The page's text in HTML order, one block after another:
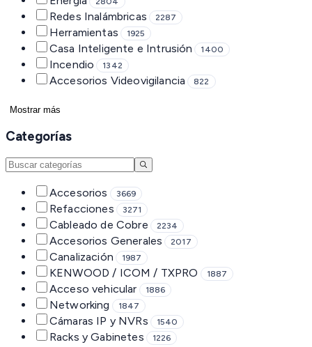
Redes Inalámbricas 2287
Herramientas 1925
Casa Inteligente e Intrusión 1400
Incendio 1342
Accesorios Videovigilancia 822
Mostrar más
Categorías
Accesorios 3669
Refacciones 3271
Cableado de Cobre 2234
Accesorios Generales 2017
Canalización 1987
KENWOOD / ICOM / TXPRO 1887
Acceso vehicular 1886
Networking 1847
Cámaras IP y NVRs 1540
Racks y Gabinetes 1226